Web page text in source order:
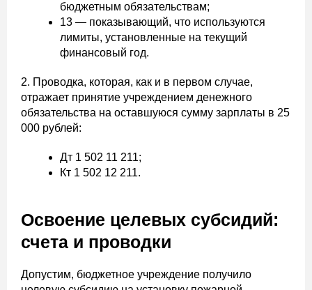
бюджетным обязательствам;
13 — показывающий, что используются
лимиты, установленные на текущий
финансовый год.
2. Проводка, которая, как и в первом случае,
отражает принятие учреждением денежного
обязательства на оставшуюся сумму зарплаты в 25
000 рублей:
Дт 1 502 11 211;
Кт 1 502 12 211.
Освоение целевых субсидий:
счета и проводки
Допустим, бюджетное учреждение получило